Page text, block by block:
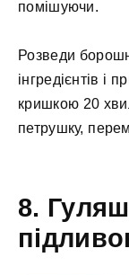
помішуючи.
Розведи
інгредієнтів і
кришкою 20
петрушку,
8. Гуляш